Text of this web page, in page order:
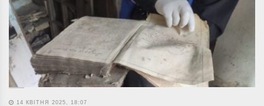
14 КВІТНЯ 2025, 18:07